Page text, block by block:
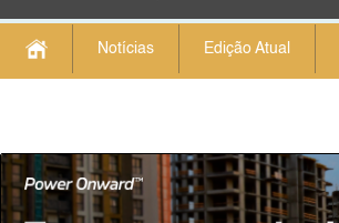
Notícias Edição Atual